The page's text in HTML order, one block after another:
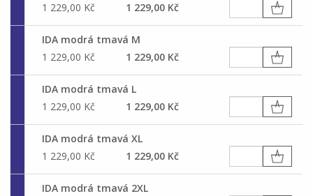
1 229,00 Kč
1 229,00 Kč
IDA modrá tmavá M
1 229,00 Kč
1 229,00 Kč
IDA modrá tmavá L
1 229,00 Kč
1 229,00 Kč
IDA modrá tmavá XL
1 229,00 Kč
1 229,00 Kč
IDA modrá tmavá 2XL